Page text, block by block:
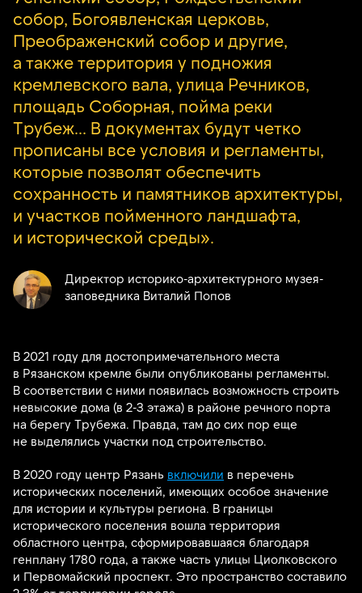
собор, Богоявленская церковь,
Преображенский собор и другие,
а также территория у подножия
кремлевского вала, улица Речников,
площадь Соборная, пойма реки
Трубеж... В документах будут четко
прописаны все условия и регламенты,
которые позволят обеспечить
сохранность и памятников архитектуры,
и участков пойменного ландшафта,
и исторической среды».
Директор историко-архитектурного музея-
заповедника Виталий Попов
В 2021 году для достопримечательного места
в Рязанском кремле были опубликованы регламенты.
В соответствии с ними появилась возможность строить
невысокие дома (в 2-3 этажа) в районе речного порта
на берегу Трубежа. Правда, там до сих пор еще
не выделялись участки под строительство.
В 2020 году центр Рязань включили в перечень
исторических поселений, имеющих особое значение
для истории и культуры региона. В границы
исторического поселения вошла территория
областного центра, сформировавшаяся благодаря
генплану 1780 года, а также часть улицы Циолковского
и Первомайский проспект. Это пространство составило